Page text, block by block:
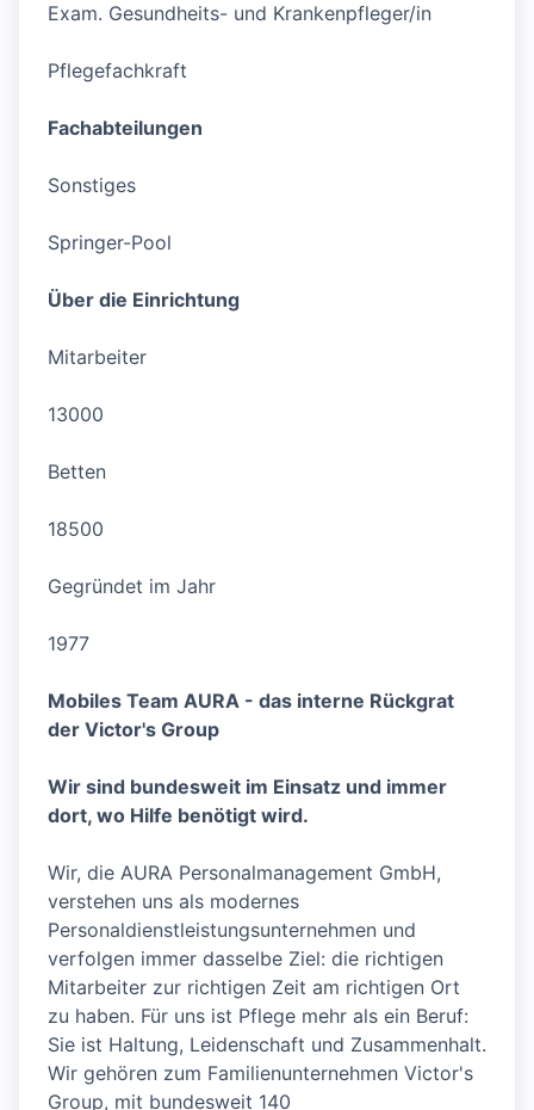
Exam. Gesundheits- und Krankenpfleger/in
Pflegefachkraft
Fachabteilungen
Sonstiges
Springer-Pool
Über die Einrichtung
Mitarbeiter
13000
Betten
18500
Gegründet im Jahr
1977
Mobiles Team AURA - das interne Rückgrat
der Victor's Group
Wir sind bundesweit im Einsatz und immer
dort, wo Hilfe benötigt wird.
Wir, die AURA Personalmanagement GmbH,
verstehen uns als modernes
Personaldienstleistungsunternehmen und
verfolgen immer dasselbe Ziel: die richtigen
Mitarbeiter zur richtigen Zeit am richtigen Ort
zu haben. Für uns ist Pflege mehr als ein Beruf:
Sie ist Haltung, Leidenschaft und Zusammenhalt.
Wir gehören zum Familienunternehmen Victor's
Group, mit bundesweit 140